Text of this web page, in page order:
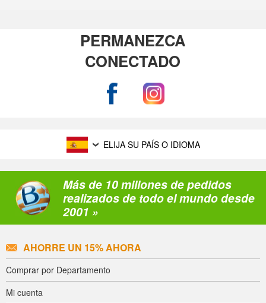
PERMANEZCA
CONECTADO
ELIJA SU PAÍS O IDIOMA
Más de 10 millones de pedidos
realizados de todo el mundo desde
2001 »
AHORRE UN 15% AHORA
Comprar por Departamento
Mi cuenta